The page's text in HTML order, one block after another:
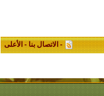
- الاتصال بنا - الأعلى